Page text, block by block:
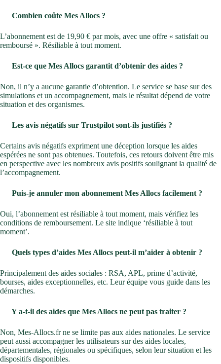
Combien coûte Mes Allocs ?
L’abonnement est de 19,90 € par mois, avec une offre « satisfait ou
remboursé ». Résiliable à tout moment.
Est-ce que Mes Allocs garantit d’obtenir des aides ?
Non, il n’y a aucune garantie d’obtention. Le service se base sur des
simulations et un accompagnement, mais le résultat dépend de votre
situation et des organismes.
Les avis négatifs sur Trustpilot sont-ils justifiés ?
Certains avis négatifs expriment une déception lorsque les aides
espérées ne sont pas obtenues. Toutefois, ces retours doivent être mis
en perspective avec les nombreux avis positifs soulignant la qualité de
l’accompagnement.
Puis-je annuler mon abonnement Mes Allocs facilement ?
Oui, l’abonnement est résiliable à tout moment, mais vérifiez les
conditions de remboursement. Le site indique ‘résiliable à tout
moment’.
Quels types d’aides Mes Allocs peut-il m’aider à obtenir ?
Principalement des aides sociales : RSA, APL, prime d’activité,
bourses, aides exceptionnelles, etc. Leur équipe vous guide dans les
démarches.
Y a-t-il des aides que Mes Allocs ne peut pas traiter ?
Non, Mes-Allocs.fr ne se limite pas aux aides nationales. Le service
peut aussi accompagner les utilisateurs sur des aides locales,
départementales, régionales ou spécifiques, selon leur situation et les
dispositifs disponibles.